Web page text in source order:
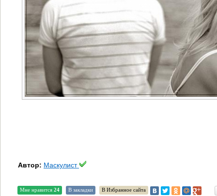
Автор: Маскулист
Мне нравится 24 В закладки В Избранное сайта